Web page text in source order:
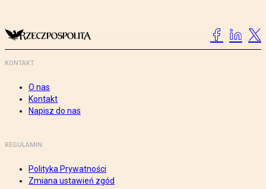
KONTAKT
O nas
Kontakt
Napisz do nas
REGULAMIN
Polityka Prywatności
Zmiana ustawień zgód